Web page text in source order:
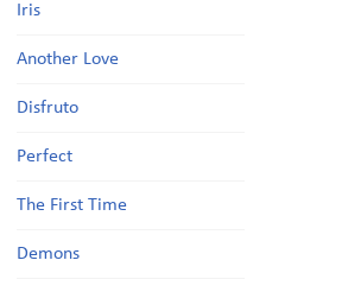
Iris
Another Love
Disfruto
Perfect
The First Time
Demons